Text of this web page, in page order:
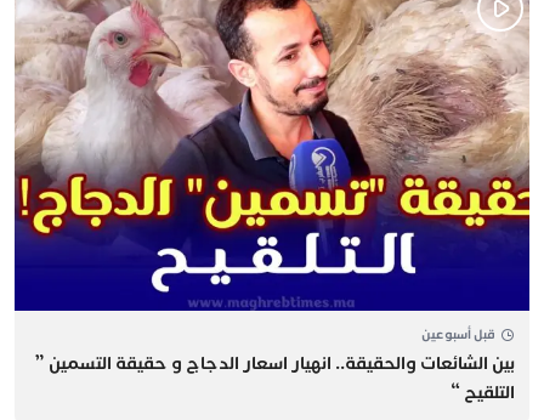
قبل أسبوعين
بين الشائعات والحقيقة.. انهيار اسعار الدجاج و حقيقة التسمين ”
التلقيح “